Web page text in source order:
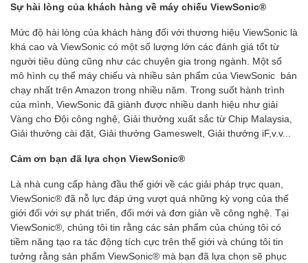
Sự hài lòng của khách hàng về máy chiếu ViewSonic®
Mức độ hài lòng của khách hàng đối với thương hiệu ViewSonic là
khá cao và ViewSonic có một số lượng lớn các đánh giá tốt từ
người tiêu dùng cũng như các chuyên gia trong ngành. Một số
mô hình cụ thể máy chiếu và nhiều sản phẩm của ViewSonic bán
chạy nhất trên Amazon trong nhiều năm. Trong suốt hành trình
của mình, ViewSonic đã giành được nhiều danh hiệu như giải
Vàng cho Đội công nghệ, Giải thưởng xuất sắc từ Chip Malaysia,
Giải thưởng cài đặt, Giải thưởng Gameswelt, Giải thưởng iF,v.v...
Cảm ơn bạn đã lựa chọn ViewSonic®
Là nhà cung cấp hàng đầu thế giới về các giải pháp trực quan,
ViewSonic® đã nỗ lực đáp ứng vượt quá những kỳ vọng của thế
giới đối với sự phát triển, đổi mới và đơn giản về công nghệ. Tại
ViewSonic®, chúng tôi tin rằng các sản phẩm của chúng tôi có
tiềm năng tạo ra tác động tích cực trên thế giới và chúng tôi tin
tưởng rằng sản phẩm ViewSonic® mà bạn đã lựa chọn sẽ phục